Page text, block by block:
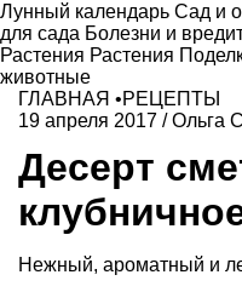
Лунный календарь Сад и
для сада Болезни и
Растения Растения
животные
ГЛАВНАЯ •РЕЦЕПТЫ
19 апреля 2017 /Ольга
Десерт
Нежный, ароматный и